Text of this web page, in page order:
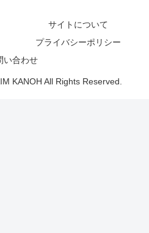
サイトについて
プライバシーポリシー
い合わせ
KANOH All Rights Reserved.